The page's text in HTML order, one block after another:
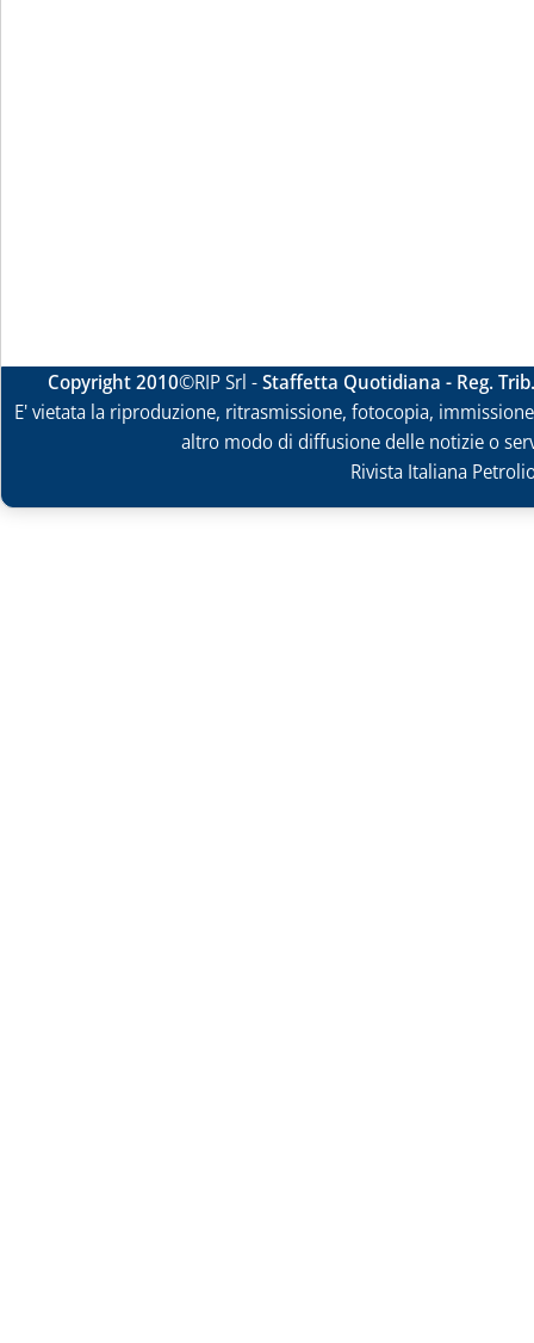
Copyright 2010©RIP Srl -Staffetta Quotidiana - Reg.
E' vietata la riproduzione, ritrasmissione, fotocopia,
altro modo di diffusione delle notizie o
Rivista Italiana